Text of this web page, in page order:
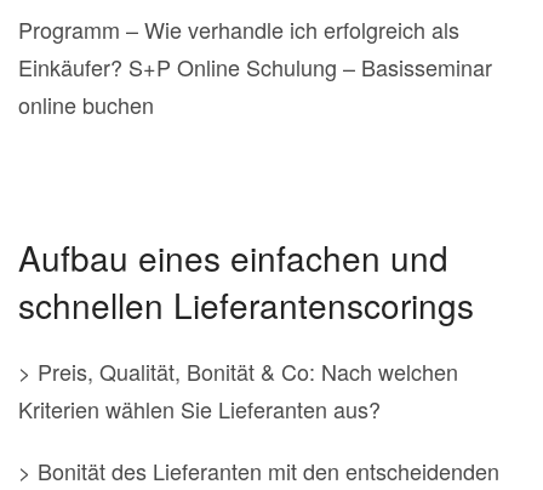
Programm – Wie verhandle ich erfolgreich als
Einkäufer? S+P Online Schulung – Basisseminar
online buchen
Aufbau eines einfachen und
schnellen Lieferantenscorings
> Preis, Qualität, Bonität & Co: Nach welchen
Kriterien wählen Sie Lieferanten aus?
> Bonität des Lieferanten mit den entscheidenden